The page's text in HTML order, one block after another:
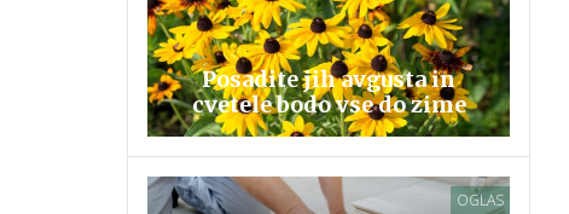
Posadite jih avgusta in
cvetele bodo vse do zime
OGLAS